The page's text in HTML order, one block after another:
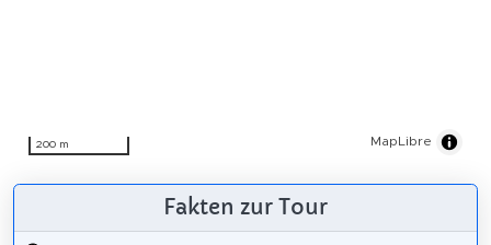
200 m MapLibre
Fakten zur Tour